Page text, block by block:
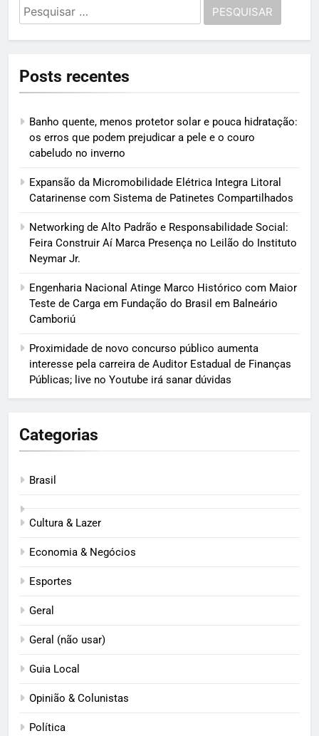
Pesquisar
por:
Posts recentes
Banho quente, menos protetor solar e pouca hidratação:
os erros que podem prejudicar a pele e o couro
cabeludo no inverno
Expansão da Micromobilidade Elétrica Integra Litoral
Catarinense com Sistema de Patinetes Compartilhados
Networking de Alto Padrão e Responsabilidade Social:
Feira Construir Aí Marca Presença no Leilão do Instituto
Neymar Jr.
Engenharia Nacional Atinge Marco Histórico com Maior
Teste de Carga em Fundação do Brasil em Balneário
Camboriú
Proximidade de novo concurso público aumenta
interesse pela carreira de Auditor Estadual de Finanças
Públicas; live no Youtube irá sanar dúvidas
Categorias
Brasil
Cultura & Lazer
Economia & Negócios
Esportes
Geral
Geral (não usar)
Guia Local
Opinião & Colunistas
Política